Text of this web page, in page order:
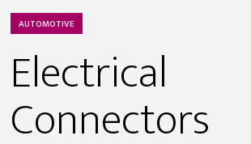
AUTOMOTIVE
Electrical
Connectors